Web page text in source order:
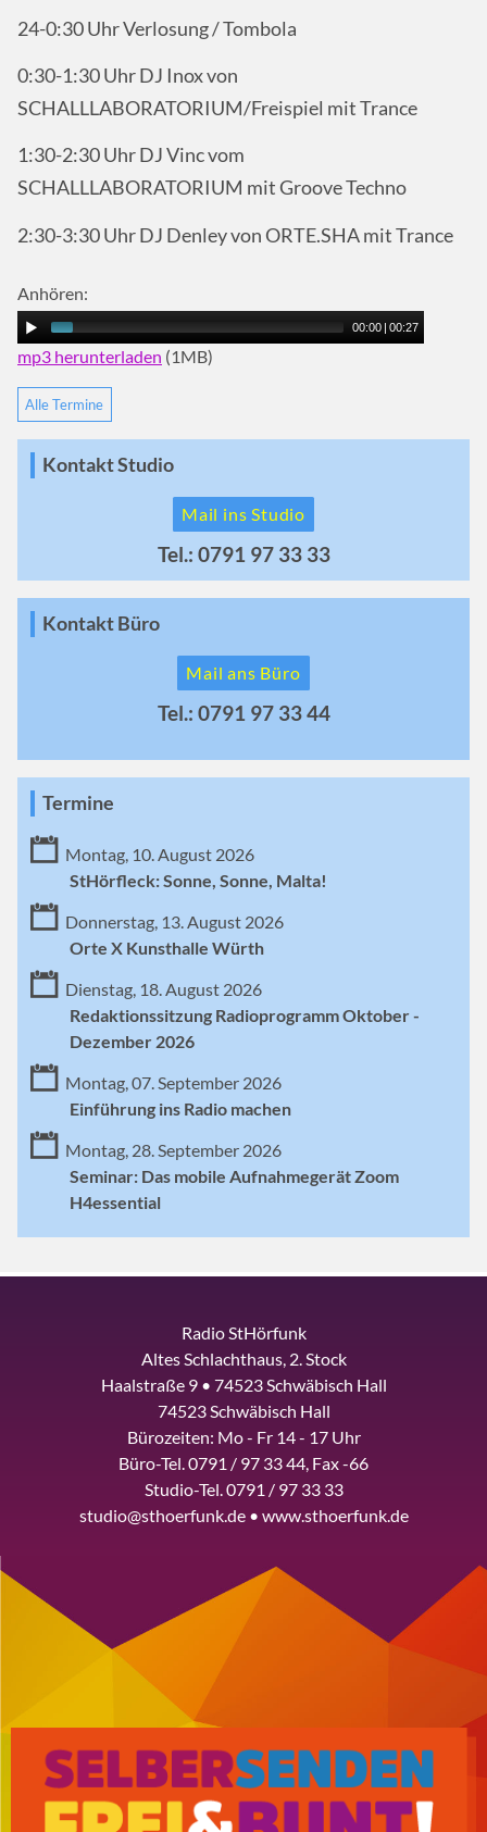
24-0:30 Uhr Verlosung / Tombola
0:30-1:30 Uhr DJ Inox von
SCHALLLABORATORIUM/Freispiel mit Trance
1:30-2:30 Uhr DJ Vinc vom
SCHALLLABORATORIUM mit Groove Techno
2:30-3:30 Uhr DJ Denley von ORTE.SHA mit Trance
Anhören:
00:00 | 00:27
mp3 herunterladen (1MB)
Alle Termine
Kontakt Studio
Mail ins Studio
Tel.: 0791 97 33 33
Kontakt Büro
Mail ans Büro
Tel.: 0791 97 33 44
Termine
Montag, 10. August 2026
StHörfleck: Sonne, Sonne, Malta!
Donnerstag, 13. August 2026
Orte X Kunsthalle Würth
Dienstag, 18. August 2026
Redaktionssitzung Radioprogramm Oktober -
Dezember 2026
Montag, 07. September 2026
Einführung ins Radio machen
Montag, 28. September 2026
Seminar: Das mobile Aufnahmegerät Zoom
H4essential
Radio StHörfunk
Altes Schlachthaus, 2. Stock
Haalstraße 9 • 74523 Schwäbisch Hall
74523 Schwäbisch Hall
Bürozeiten: Mo - Fr 14 - 17 Uhr
Büro-Tel. 0791 / 97 33 44, Fax -66
Studio-Tel. 0791 / 97 33 33
studio@sthoerfunk.de • www.sthoerfunk.de